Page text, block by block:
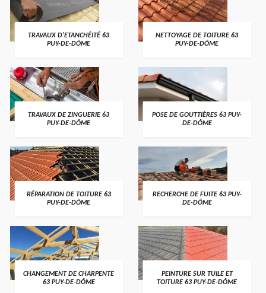
TRAVAUX D'ETANCHÉITÉ 63
PUY-DE-DÔME
NETTOYAGE DE TOITURE 63
PUY-DE-DÔME
TRAVAUX DE ZINGUERIE 63
PUY-DE-DÔME
POSE DE GOUTTIÈRES 63 PUY-
DE-DÔME
RÉPARATION DE TOITURE 63
PUY-DE-DÔME
RECHERCHE DE FUITE 63 PUY-
DE-DÔME
CHANGEMENT DE CHARPENTE
63 PUY-DE-DÔME
PEINTURE SUR TUILE ET
TOITURE 63 PUY-DE-DÔME